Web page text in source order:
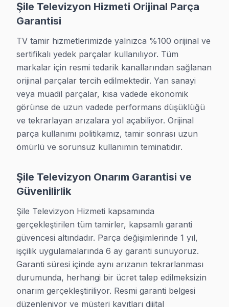
Şile ve çevresinden getirilen bütün görüntüleme
• Japon markalar: Sony (Bravia), Panasonic,
• Avrupa markaları: Philips (Ambilight), Grundig,
• Yerli üreticiler: Vestel, Arçelik, Beko, SEG, Regal,
• Çin markaları: TCL, Hisense, Xiaomi, Skyworth —
Tabii ki, Tüm ekran teknolojilerinde (LED, OLED,
Televizyon Hizmeti İletişim
0850 811 14 36
• Aynı gün teknik hizmet
• Garantili ve kalıcı çözüm
• 7/24 teknik destek hattı
Şile TV Servis - Garantili Çözüm
Şile bölgesinde profesyonel ekran servis sunuyoruz.
Şile teknik merkez olarak tüm marka ve modelde
Şile Televizyon Hizmeti Orijinal Parça
Garantisi
TV tamir hizmetlerimizde yalnızca %100 orijinal ve
sertifikalı yedek parçalar kullanılıyor. Tüm
markalar için resmi tedarik kanallarından sağlanan
orijinal parçalar tercih edilmektedir. Yan sanayi
veya muadil parçalar, kısa vadede ekonomik
görünse de uzun vadede performans düşüklüğü
ve tekrarlayan arızalara yol açabiliyor. Orijinal
parça kullanımı politikamız, tamir sonrası uzun
ömürlü ve sorunsuz kullanımın teminatıdır.
Şile Televizyon Onarım Garantisi ve
Güvenilirlik
Şile Televizyon Hizmeti kapsamında
gerçekleştirilen tüm tamirler, kapsamlı garanti
güvencesi altındadır. Parça değişimlerinde 1 yıl,
işçilik uygulamalarında 6 ay garanti sunuyoruz.
Garanti süresi içinde aynı arızanın tekrarlanması
durumunda, herhangi bir ücret talep edilmeksizin
onarım gerçekleştiriliyor. Resmi garanti belgesi
düzenleniyor ve müşteri kayıtları dijital